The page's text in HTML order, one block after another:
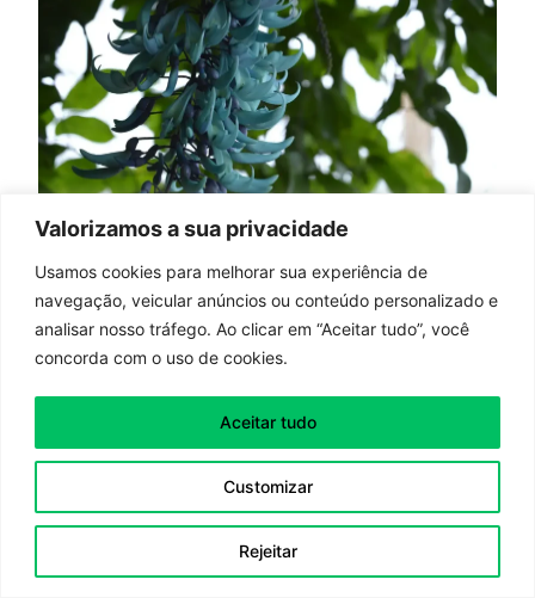
Valorizamos a sua privacidade
Usamos cookies para melhorar sua experiência de
navegação, veicular anúncios ou conteúdo personalizado e
analisar nosso tráfego. Ao clicar em “Aceitar tudo”, você
concorda com o uso de cookies.
Customizar
Rejeitar
Aceitar tudo
Encontrar o melhor lugar para jade azul é
crucial para o sucesso da planta.
Ela gosta muito de luz, então coloque-a perto
direta durante o dia.
locais com luz indireta. Mas é importante que
o ambiente esteja bem iluminado.